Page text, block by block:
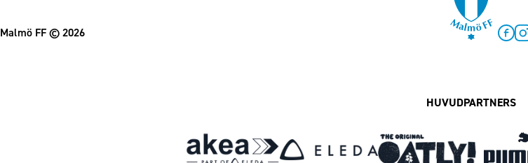
Malmö FF© 2026
HUVUDPARTNERS